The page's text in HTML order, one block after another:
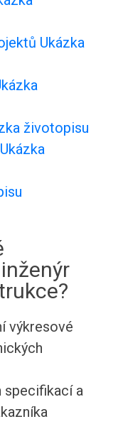
Ukázka
životopisu
výkresové
specifikací a